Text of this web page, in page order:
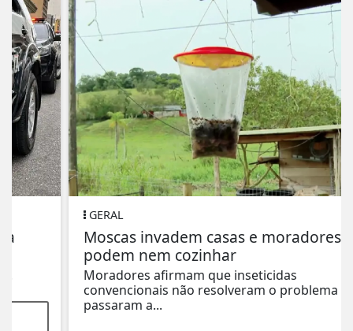
Moscas invadem casas e moradores não
podem nem cozinhar
Moradores afirmam que inseticidas
convencionais não resolveram o problema e
passaram a...